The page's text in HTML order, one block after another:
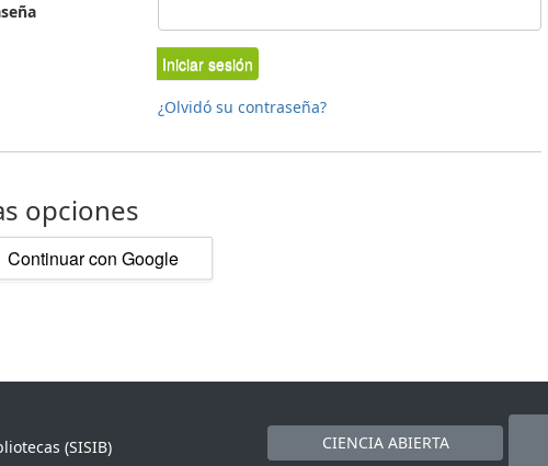
Iniciar sesión
¿Olvidó su contraseña?
opciones
Continuar con Google
(SISIB)
CIENCIA ABIERTA